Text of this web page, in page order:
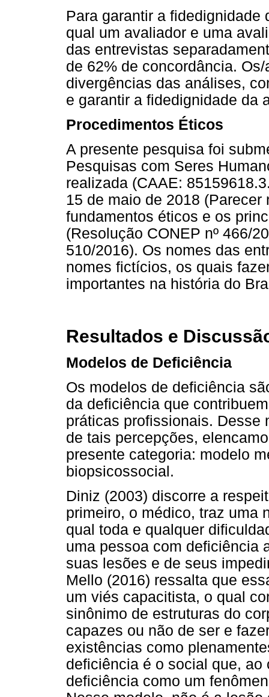
Para garantir a
qual um avaliador e uma
das entrevistas
de 62% de concordância.
divergências das análises,
e garantir a fidedignidade da
Procedimentos Éticos
A presente pesquisa foi
Pesquisas com Seres
realizada (CAAE:
15 de maio de 2018 (Parecer
fundamentos éticos e os
(Resolução CONEP nº 466/
510/2016). Os nomes das
nomes fictícios, os quais
importantes na história do
Resultados e
Modelos de Deficiência
Os modelos de deficiência
da deficiência que
práticas profissionais. Desse
de tais percepções,
presente categoria: modelo
biopsicossocial.
Diniz (2003) discorre a
primeiro, o médico, traz uma
qual toda e qualquer
uma pessoa com deficiência
suas lesões e de seus
Mello (2016) ressalta que
um viés capacitista, o qual
sinônimo de estruturas do
capazes ou não de ser e
existências como
deficiência é o social que,
deficiência como um